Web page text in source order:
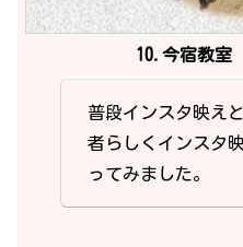
10.今宿教室
普段インスタ映え
者らしくインスタ
ってみました。